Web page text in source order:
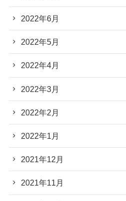
2022年6月
2022年5月
2022年4月
2022年3月
2022年2月
2022年1月
2021年12月
2021年11月